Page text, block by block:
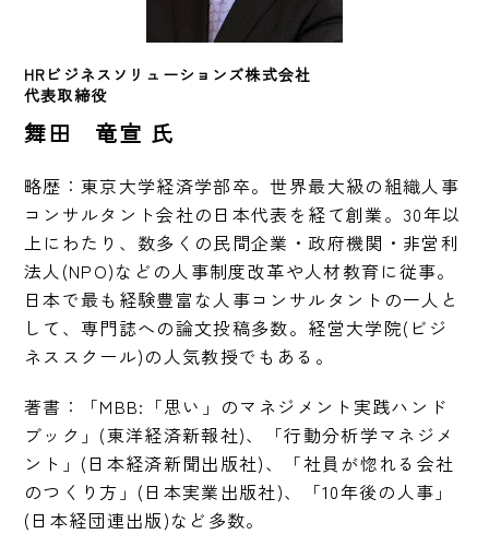
HRビジネスソリューションズ株式会社
代表取締役
舞田 竜宣 氏
略歴：東京大学経済学部卒。世界最大級の組織人事
コンサルタント会社の日本代表を経て創業。30年以
上にわたり、数多くの民間企業・政府機関・非営利
法人(NPO)などの人事制度改革や人材教育に従事。
日本で最も経験豊富な人事コンサルタントの一人と
して、専門誌への論文投稿多数。経営大学院(ビジ
ネススクール)の人気教授でもある。
著書：「MBB:「思い」のマネジメント実践ハンド
ブック」(東洋経済新報社)、「行動分析学マネジメ
ント」(日本経済新聞出版社)、「社員が惚れる会社
のつくり方」(日本実業出版社)、「10年後の人事」
(日本経団連出版)など多数。